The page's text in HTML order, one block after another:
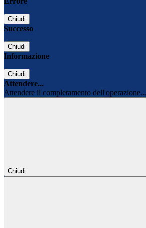
Chiudi
Successo
Chiudi
Informazione
Chiudi
Attendere...
Attendere il completamento dell'operazione...
Chiudi